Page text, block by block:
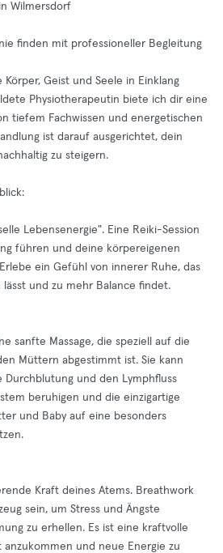
Wilmersdorf
finden mit professioneller Begleitung
Geist und Seele in Einklang
Physiotherapeutin biete ich dir eine
tiefem Fachwissen und energetischen
ist darauf ausgerichtet, dein
zu steigern.
Lebensenergie". Eine Reiki-Session
führen und deine körpereigenen
ein Gefühl von innerer Ruhe, das
lässt und zu mehr Balance findet.
sanfte Massage, die speziell auf die
Müttern abgestimmt ist. Sie kann
Durchblutung und den Lymphfluss
beruhigen und die einzigartige
und Baby auf eine besonders
Kraft deines Atems. Breathwork
sein, um Stress und Ängste
zu erhellen. Es ist eine kraftvolle
und neue Energie zu